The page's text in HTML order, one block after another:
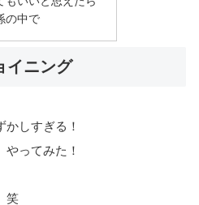
の中で
イニング
しすぎる！
ってみた！
笑